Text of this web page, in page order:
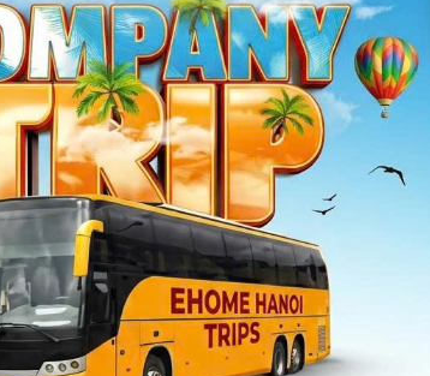
3G-SDI Input/Output
by Single-Link 3G-SDI
Processing
đổi Down/Up/Cross
thích với hệ điều hành Mac OS X, Windows và Linux
12 tháng
mại: 16.880.000 đ [Giá đã bao gồm VAT]